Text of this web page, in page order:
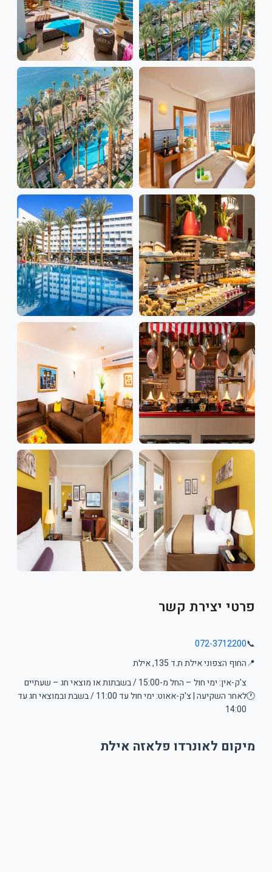
פרטי יצירת קשר
📞
072-3712200
📍החוף הצפוני אילת ת.ד 135, אילת
🕐
צ'ק-אין: ימי חול – החל מ-15:00 / בשבתות או מוצאי חג – שעתיים
לאחר השקיעה | צ'ק-אאוט: ימי חול עד 11:00 / בשבת ובמוצאי חג עד
14:00
מיקום לאונרדו פלאזה אילת